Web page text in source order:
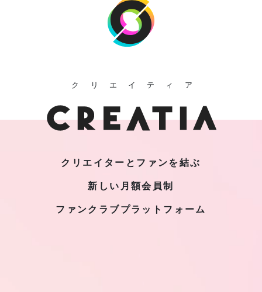
クリエイティア
クリエイターとファンを結ぶ
新しい月額会員制
ファンクラブプラットフォーム